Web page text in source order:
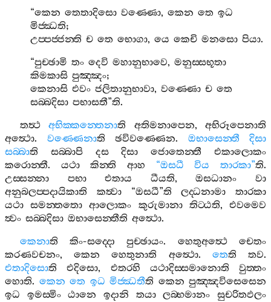
“කෙන තෙතාදිසො වණ‍්ණො,කෙන තෙ ඉධ
මිජ‍්ඣති;
උප‍්පජ‍්ජන‍්ති ච තෙ භොගා,යෙ කෙචි මනසො පියා.
“පුච‍්ඡාමි තං දෙවි මහානුභාවෙ,මනුස‍්සභූතා
කිමකාසි පුඤ‍්ඤං;
කෙනාසි එවං ජලිතානුභාවා,වණ‍්ණො ච තෙ
සබ‍්බදිසා පභාසතී”ති.
තත්‍ථ
අභික‍්කන‍්තෙනාති අතිමනාපෙන,අභිරූපෙනාති
අත්‍ථො. වණ‍්ණෙනාති ඡවිවණ‍්ණෙන. ඔභාසෙන‍්තී
දිසා
සබ‍්බාති සබ‍්බාපි දස දිසා ජොතෙන‍්තී
එකාලොකං
කරොන‍්තී. යථා කින‍්ති ආහ “ඔසධී විය තාරකා”ති.
උස‍්සන‍්නා
පභා එතාය ධීයති,ඔසධානං
වා
අනුබලප‍්පදායිකාති
කත්‍වා“ඔසධී”ති ලද‍්ධනාමා
තාරකා
යථා සමන‍්තතො ආලොකං කුරුමානා තිට‍්ඨති,එවමෙව
ත්‍වං සබ‍්බදිසා ඔභාසෙන‍්තීති අත්‍ථො.
කෙනාති කිං-සද‍්දො පුච‍්ඡායං. හෙතුඅත්‍ථෙ
චෙතං
කරණවචනං,කෙන හෙතුනාති අත්‍ථො. තෙති තව.
එතාදිසොති එදිසො, එතරහි යථාදිස‍්සමානොති
වුත‍්තං
හොති. කෙන තෙ ඉධ මිජ‍්ඣතීති කෙන පුඤ‍්ඤවිසෙසෙන
ඉධ
ඉමස‍්මිං ඨානෙ ඉදානි තයා ලබ‍්භමානං සුචරිතඵලං